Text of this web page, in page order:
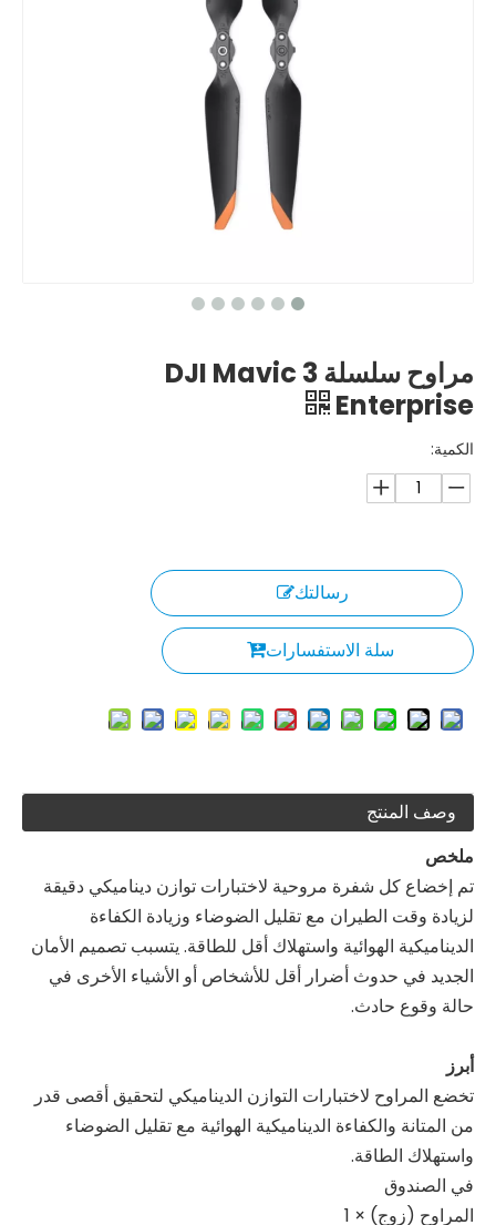
مراوح سلسلة DJI Mavic 3
Enterprise
الكمية:
رسالتك
سلة الاستفسارات
وصف المنتج
ملخص
تم إخضاع كل شفرة مروحية لاختبارات توازن ديناميكي دقيقة
لزيادة وقت الطيران مع تقليل الضوضاء وزيادة الكفاءة
الديناميكية الهوائية واستهلاك أقل للطاقة. يتسبب تصميم الأمان
الجديد في حدوث أضرار أقل للأشخاص أو الأشياء الأخرى في
حالة وقوع حادث.
أبرز
تخضع المراوح لاختبارات التوازن الديناميكي لتحقيق أقصى قدر
من المتانة والكفاءة الديناميكية الهوائية مع تقليل الضوضاء
واستهلاك الطاقة.
في الصندوق
المراوح (زوج) × 1